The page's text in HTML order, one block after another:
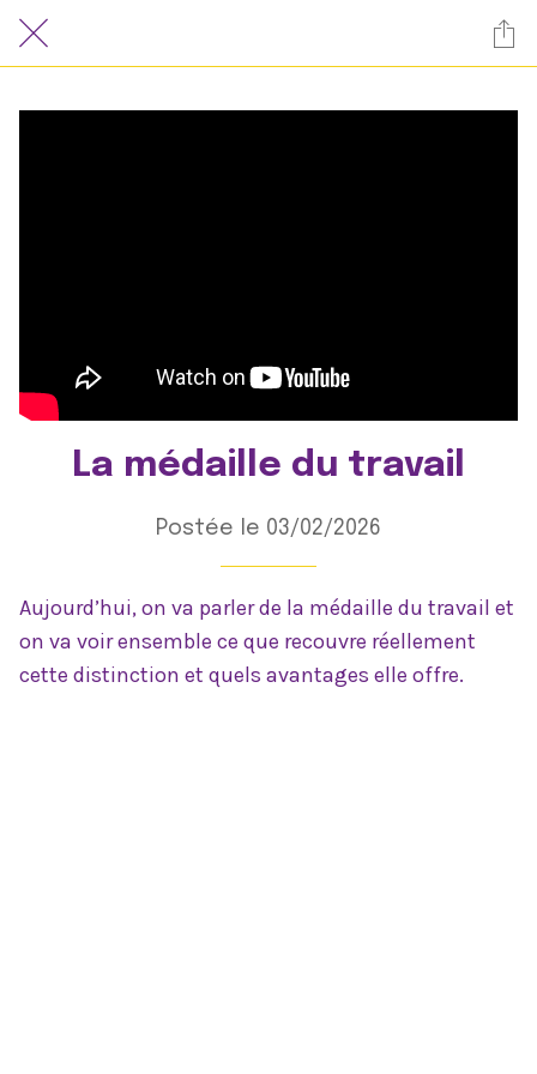
La médaille du travail
Postée le 03/02/2026
Aujourd’hui, on va parler de la médaille du travail et
on va voir ensemble ce que recouvre réellement
cette distinction et quels avantages elle offre.